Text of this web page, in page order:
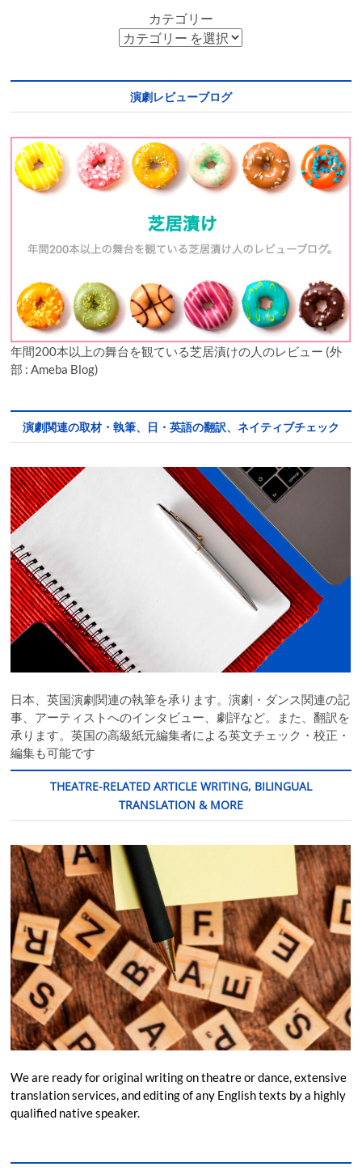
カテゴリー
演劇レビューブログ
年間200本以上の舞台を観ている芝居漬けの人のレビュー (外
部 : Ameba Blog)
演劇関連の取材・執筆、日・英語の翻訳、ネイティブチェック
日本、英国演劇関連の執筆を承ります。演劇・ダンス関連の記
事、アーティストへのインタビュー、劇評など。また、翻訳を
承ります。英国の高級紙元編集者による英文チェック・校正・
編集も可能です
THEATRE-RELATED ARTICLE WRITING, BILINGUAL
TRANSLATION & MORE
We are ready for original writing on theatre or dance, extensive
translation services, and editing of any English texts by a highly
qualified native speaker.